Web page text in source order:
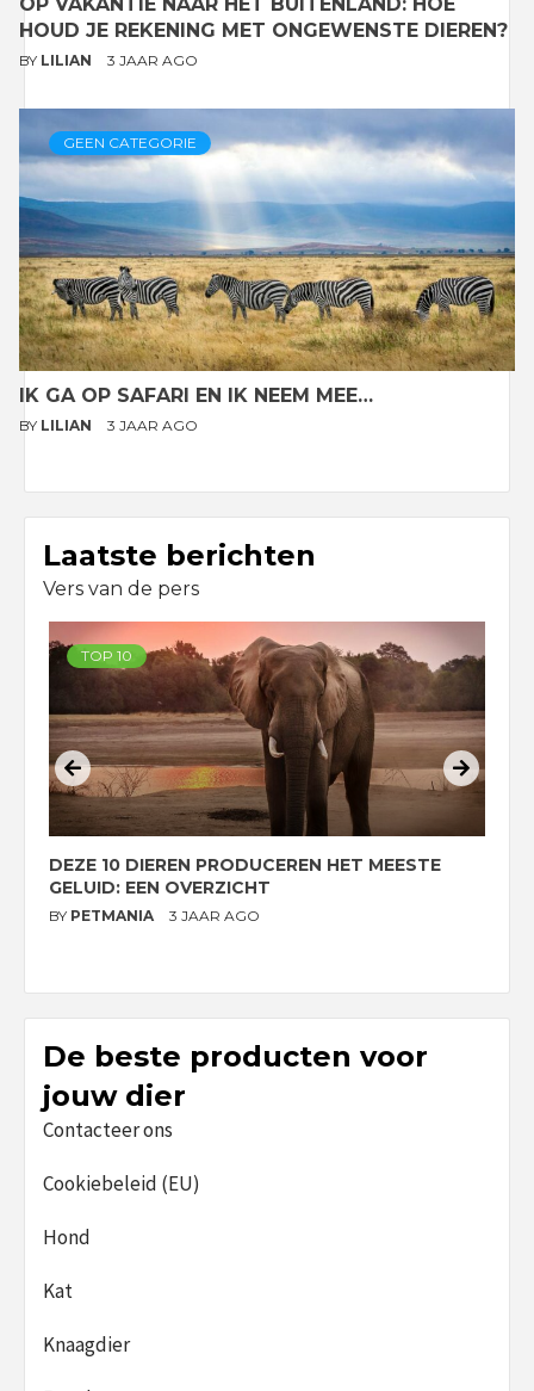
HOUD JE REKENING MET ONGEWENSTE DIEREN?
BY LILIAN 3 JAAR AGO
GEEN CATEGORIE
IK GA OP SAFARI EN IK NEEM MEE…
BY LILIAN 3 JAAR AGO
Laatste berichten
Vers van de pers
TOP 10
DEZE 10 DIEREN PRODUCEREN HET MEESTE
GELUID: EEN OVERZICHT
BY PETMANIA 3 JAAR AGO
De beste producten voor
jouw dier
Contacteer ons
Cookiebeleid (EU)
Hond
Kat
Knaagdier